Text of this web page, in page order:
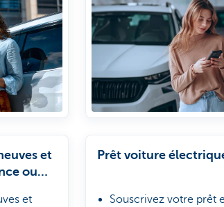
et
ou
et
Prêt voiture
Souscrivez votre prêt